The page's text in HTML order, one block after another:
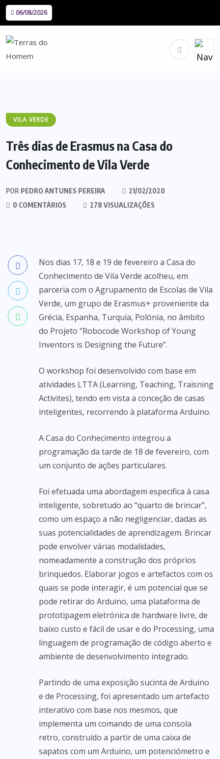
06/08/2026
VILA VERDE
Três dias de Erasmus na Casa do
Conhecimento de Vila Verde
POR PEDRO ANTUNES PEREIRA
21/02/2020
0 COMENTÁRIOS
278 VISUALIZAÇÕES
Nos dias 17, 18 e 19 de fevereiro a Casa do
Conhecimento de Vila Verde acolheu, em
parceria com o Agrupamento de Escolas de Vila
Verde, um grupo de Erasmus+ proveniente da
Grécia, Espanha, Turquia, Polónia, no âmbito
do Projeto “Robocode Workshop of Young
Inventors is Designing the Future”.
O workshop foi desenvolvido com base em
atividades LTTA (Learning, Teaching, Traisning
Activites), tendo em vista a conceção de casas
inteligentes, recorrendo à plataforma Arduino.
A Casa do Conhecimento integrou a
programação da tarde de 18 de fevereiro, com
um conjunto de ações particulares.
Foi efetuada uma abordagem especifica à casa
inteligente, sobretudo ao “quarto de brincar”,
como um espaço a não negligenciar, dadas as
suas potencialidades de aprendizagem. Brincar
pode envolver várias modalidades,
nomeadamente a construção dos próprios
brinquedos. Elaborar jogos e artefactos com os
quais se pode interagir, é um potencial que se
pode retirar do Arduino, uma plataforma de
prototipagem eletrónica de hardware livre, de
baixo custo e fácil de usar e do Processing, uma
linguagem de programação de código aberto e
ambiente de desenvolvimento integrado.
Partindo de uma exposição sucinta de Arduino
e de Processing, foi apresentado um artefacto
interativo com base nos mesmos, que
implementa um comando de uma consola
retro, construído a partir de uma caixa de
sapatos com um Arduino, um potenciómetro e